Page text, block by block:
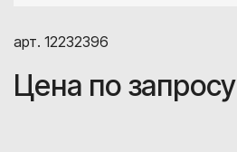
арт. 12232396
Цена по запросу